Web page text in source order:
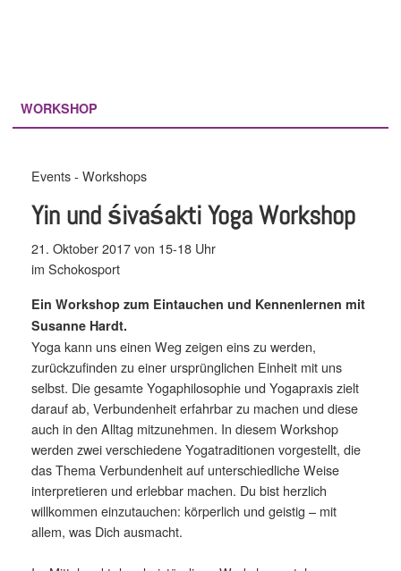
WORKSHOP
Events - Workshops
Yin und śivaśakti Yoga Workshop
21. Oktober 2017 von 15-18 Uhr
im Schokosport
Ein Workshop zum Eintauchen und Kennenlernen mit
Susanne Hardt.
Yoga kann uns einen Weg zeigen eins zu werden,
zurückzufinden zu einer ursprünglichen Einheit mit uns
selbst. Die gesamte Yogaphilosophie und Yogapraxis zielt
darauf ab, Verbundenheit erfahrbar zu machen und diese
auch in den Alltag mitzunehmen. In diesem Workshop
werden zwei verschiedene Yogatraditionen vorgestellt, die
das Thema Verbundenheit auf unterschiedliche Weise
interpretieren und erlebbar machen. Du bist herzlich
willkommen einzutauchen: körperlich und geistig – mit
allem, was Dich ausmacht.